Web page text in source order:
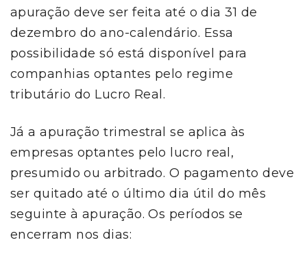
apuração deve ser feita até o dia 31 de
dezembro do ano-calendário. Essa
possibilidade só está disponível para
companhias optantes pelo regime
tributário do Lucro Real.
Já a apuração trimestral se aplica às
empresas optantes pelo lucro real,
presumido ou arbitrado. O pagamento deve
ser quitado até o último dia útil do mês
seguinte à apuração. Os períodos se
encerram nos dias: